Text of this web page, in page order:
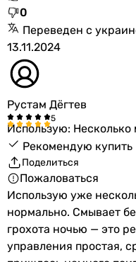
0
Переведен с
13.11.2024
Рустам Дёгтев
Использую: Несколько
Рекомендую купить
Поделиться
Пожаловаться
Использую уже
нормально. Смывает
грохота ночью — это
управления простая,